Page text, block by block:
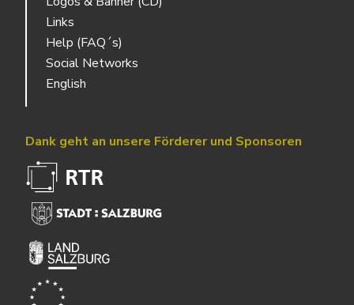
Links
Help (FAQ´s)
Social Networks
English
Dank geht an unsere Förderer und Sponsoren